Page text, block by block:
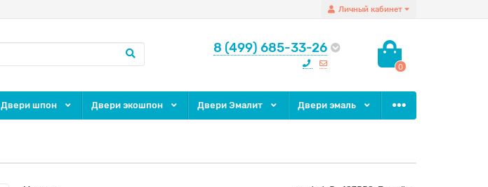
Личный кабинет
8 (499) 685-33-26
0
Двери шпон Двери экошпон Двери Эмалит Двери эмаль